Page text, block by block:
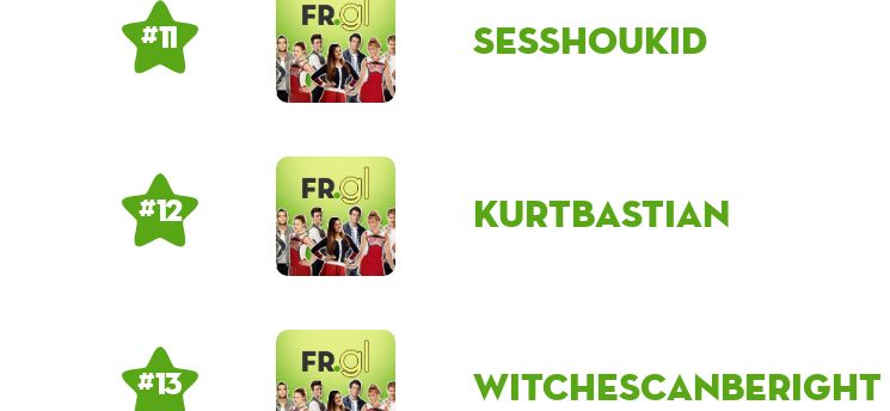
# 11 Sesshoukid
# 12 Kurtbastian
# 13 witchescanberight